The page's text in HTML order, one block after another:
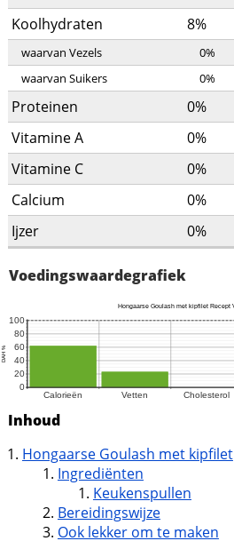
Koolhydraten
8%
waarvan Vezels 0%
waarvan Suikers
0%
Proteinen 0%
Vitamine A
0%
Vitamine C
0%
Calcium
0%
Ijzer
0%
Voedingswaardegrafiek
Inhoud
Hongaarse Goulash met kipfilet
Ingrediënten
Keukenspullen
Bereidingswijze
Ook lekker om te maken